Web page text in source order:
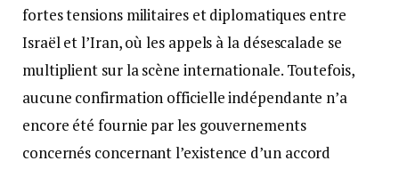
fortes tensions militaires et diplomatiques entre
Israël et l’Iran, où les appels à la désescalade se
multiplient sur la scène internationale. Toutefois,
aucune confirmation officielle indépendante n’a
encore été fournie par les gouvernements
concernés concernant l’existence d’un accord